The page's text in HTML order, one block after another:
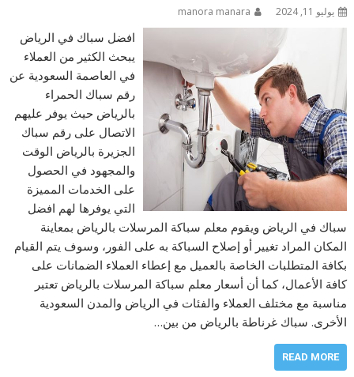
يوليو 11, 2024 manora manara
افضل سباك في الرياض
يبحث الكثير من العملاء
في العاصمة السعودية عن
رقم سباك الحمراء
بالرياض حيث يوفر عليهم
الاتصال على رقم سباك
الجزيرة بالرياض الوقت
والمجهود في الحصول
على الخدمات المميزة
التي يوفرها لهم افضل
سباك في الرياض ويقوم معلم سباكة المرسلات بالرياض بمعاينة
المكان المراد تغيير أو إصلاح السباكة به على الفور، وسوف يتم القيام
بكافة المتطلبات الخاصة بالعميل مع إعطاء العملاء الضمانات على
كافة الأعمال، كما أن أسعار معلم سباكة المرسلات بالرياض تعتبر
مناسبة مع مختلف العملاء والفئات في الرياض والمدن السعودية
الأخرى. سباك غرناطة بالرياض من بين…
READ MORE